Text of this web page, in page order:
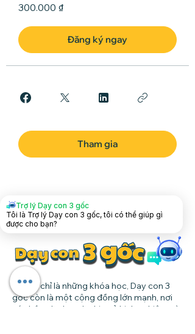
300.000 ₫
Đăng ký ngay
Tham gia
Không chỉ là những khóa học, Dạy con 3
gốc còn là một cộng đồng lớn mạnh, nơi
các bậc phụ huynh chia sẻ kinh nghiệm và
Trợ lý Dạy con 3 gốc
Tôi là Trợ lý Dạy con 3 gốc, tôi có thể giúp gì
được cho bạn?